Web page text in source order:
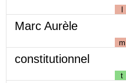
l
Marc Aurèle
m
constitutionnel
t